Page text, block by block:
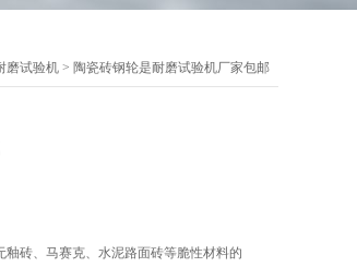
磨试验机 > 陶瓷砖钢轮是耐磨试验机厂家包邮
砖、马赛克、水泥路面砖等脆性材料的